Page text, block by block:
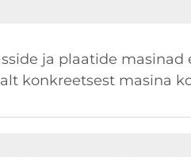
ja plaatide
konkreetsest masina